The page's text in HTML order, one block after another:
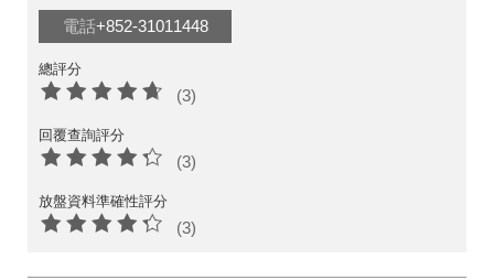
電話+852-31011448
總評分
(3)
回覆查詢評分
(3)
放盤資料準確性評分
(3)